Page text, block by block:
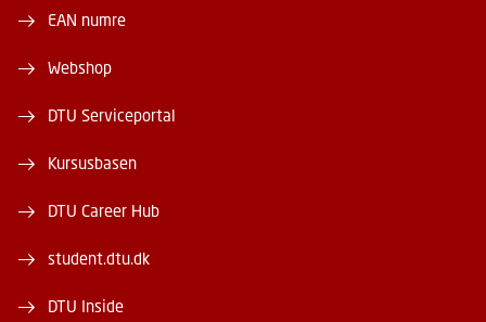
EAN numre
Webshop
DTU Serviceportal
Kursusbasen
DTU Career Hub
student.dtu.dk
DTU Inside